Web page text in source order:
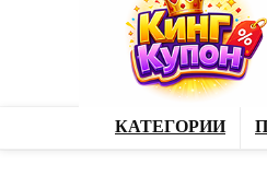
КАТЕГОРИИ